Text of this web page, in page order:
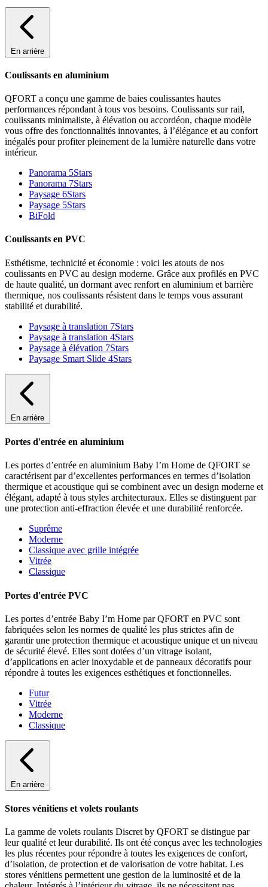
En arrière
Coulissants en aluminium
QFORT a conçu une gamme de baies coulissantes hautes
performances répondant à tous vos besoins. Coulissants sur rail,
coulissants minimaliste, à élévation ou accordéon, chaque modèle
vous offre des fonctionnalités innovantes, à l’élégance et au confort
inégalés pour profiter pleinement de la lumière naturelle dans votre
intérieur.
Panorama 5Stars
Panorama 7Stars
Paysage 6Stars
Paysage 5Stars
BiFold
Coulissants en PVC
Esthétisme, technicité et économie : voici les atouts de nos
coulissants en PVC au design moderne. Grâce aux profilés en PVC
de haute qualité, un dormant avec renfort en aluminium et barrière
thermique, nos coulissants résistent dans le temps vous assurant
stabilité et durabilité.
Paysage à translation 7Stars
Paysage à translation 4Stars
Paysage à élévation 7Stars
Paysage Smart Slide 4Stars
En arrière
Portes d'entrée en aluminium
Les portes d’entrée en aluminium Baby I’m Home de QFORT se
caractérisent par d’excellentes performances en termes d’isolation
thermique et acoustique qui se combinent avec un design moderne et
élégant, adapté à tous styles architecturaux. Elles se distinguent par
une protection anti-effraction élevée et une durabilité renforcée.
Suprême
Moderne
Classique avec grille intégrée
Vitrée
Classique
Portes d'entrée PVC
Les portes d’entrée Baby I’m Home par QFORT en PVC sont
fabriquées selon les normes de qualité les plus strictes afin de
garantir une protection thermique et acoustique unique et un niveau
de sécurité élevé. Elles sont dotées d’un vitrage isolant,
d’applications en acier inoxydable et de panneaux décoratifs pour
répondre à toutes les exigences esthétiques et fonctionnelles.
Futur
Vitrée
Moderne
Classique
En arrière
Stores vénitiens et volets roulants
La gamme de volets roulants Discret by QFORT se distingue par
leur qualité et leur durabilité. Ils ont été conçus avec les technologies
les plus récentes pour répondre à toutes les exigences de confort,
d’isolation, de protection et de valorisation de votre habitat. Les
stores vénitiens permettent une gestion de la luminosité et de la